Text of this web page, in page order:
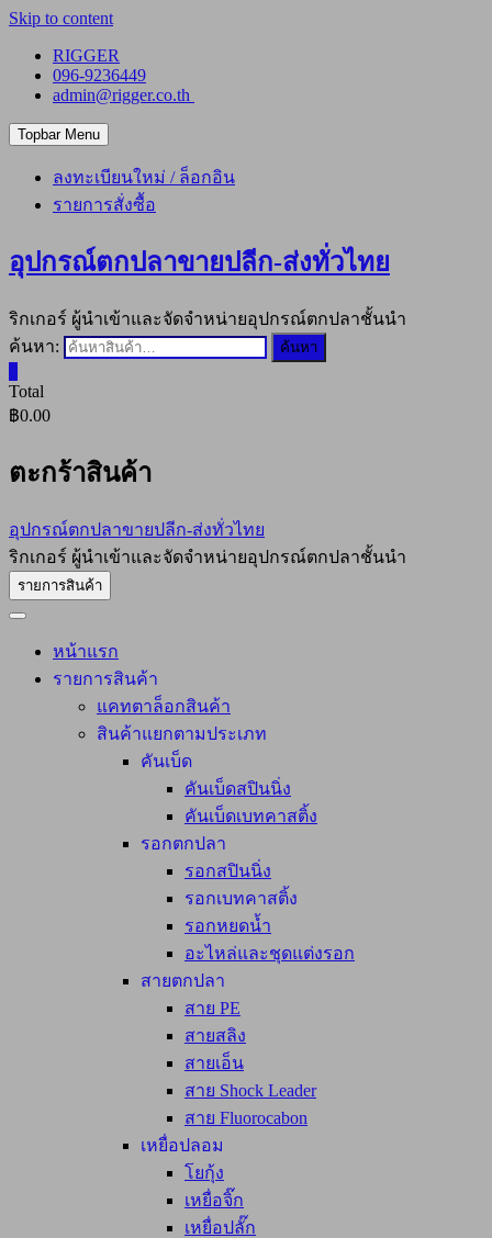
Skip to content
RIGGER
096-9236449
admin@rigger.co.th
Topbar Menu
ลงทะเบียนใหม่ / ล็อกอิน
รายการสั่งซื้อ
อุปกรณ์ตกปลาขายปลีก-ส่งทั่วไทย
ริกเกอร์ ผู้นำเข้าและจัดจำหน่ายอุปกรณ์ตกปลาชั้นนำ
ค้นหา:
ค้นหา
Total
฿0.00
ตะกร้าสินค้า
อุปกรณ์ตกปลาขายปลีก-ส่งทั่วไทย
ริกเกอร์ ผู้นำเข้าและจัดจำหน่ายอุปกรณ์ตกปลาชั้นนำ
รายการสินค้า
หน้าแรก
รายการสินค้า
แคทตาล็อกสินค้า
สินค้าแยกตามประเภท
คันเบ็ด
คันเบ็ดสปินนิ่ง
คันเบ็ดเบทคาสติ้ง
รอกตกปลา
รอกสปินนิ่ง
รอกเบทคาสติ้ง
รอกหยดน้ำ
อะไหล่และชุดแต่งรอก
สายตกปลา
สาย PE
สายสลิง
สายเอ็น
สาย Shock Leader
สาย Fluorocabon
เหยื่อปลอม
โยกุ้ง
เหยื่อจิ๊ก
เหยื่อปลั๊ก